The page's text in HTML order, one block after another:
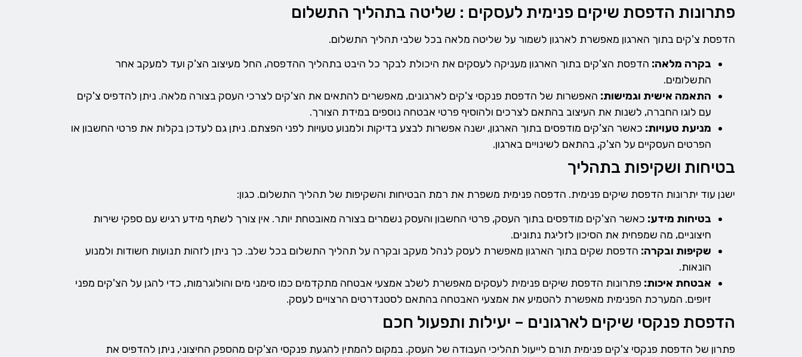
פתרונות הדפסת שיקים פנימית לעסקים : שליטה בתהליך התשלום
הדפסת צ'קים בתוך הארגון מאפשרת לארגון לשמור על שליטה מלאה בכל שלבי תהליך התשלום.
בקרה מלאה: הדפסת הצ'קים בתוך הארגון מעניקה לעסקים את היכולת לבקר כל היבט בתהליך ההדפסה, החל מעיצוב הצ'ק ועד למעקב אחר
התשלומים.
התאמה אישית וגמישות: האפשרות של הדפסת פנקסי צ'קים לארגונים, מאפשרים להתאים את הצ'קים לצרכי העסק בצורה מלאה. ניתן להדפיס צ'קים
עם לוגו החברה, לשנות את העיצוב בהתאם לצרכים ולהוסיף פרטי אבטחה נוספים במידת הצורך.
מניעת טעויות: כאשר הצ'קים מודפסים בתוך הארגון, ישנה אפשרות לבצע בדיקות ולמנוע טעויות לפני הפצתם. ניתן גם לעדכן בקלות את פרטי החשבון או
הפרטים העסקיים על הצ'ק, בהתאם לשינויים בארגון.
בטיחות ושקיפות בתהליך
ישנן עוד יתרונות הדפסת שיקים פנימית. הדפסה פנימית משפרת את רמת הבטיחות והשקיפות של תהליך התשלום. כגון:
בטיחות מידע: כאשר הצ'קים מודפסים בתוך העסק, פרטי החשבון והעסק נשמרים בצורה מאובטחת יותר. אין צורך לשתף מידע רגיש עם ספקי שירות
חיצוניים, מה שמפחית את הסיכון לזליגת נתונים.
שקיפות ובקרה: הדפסת שקים בתוך הארגון מאפשרת לעסק לנהל מעקב ובקרה על תהליך התשלום בכל שלב. כך ניתן לזהות תנועות חשודות ולמנוע
הונאות.
אבטחת איכות: פתרונות הדפסת שיקים פנימית לעסקים מאפשרת לשלב אמצעי אבטחה מתקדמים כמו סימני מים והולוגרמות, כדי להגן על הצ'קים מפני
זיופים. המערכת הפנימית מאפשרת להטמיע את אמצעי האבטחה בהתאם לסטנדרטים הרצויים לעסק.
הדפסת פנקסי שיקים לארגונים – יעילות ותפעול חכם
פתרון של הדפסת פנקסי צ'קים פנימית תורם לייעול תהליכי העבודה של העסק. במקום להמתין להגעת פנקסי הצ'קים מהספק החיצוני, ניתן להדפיס את